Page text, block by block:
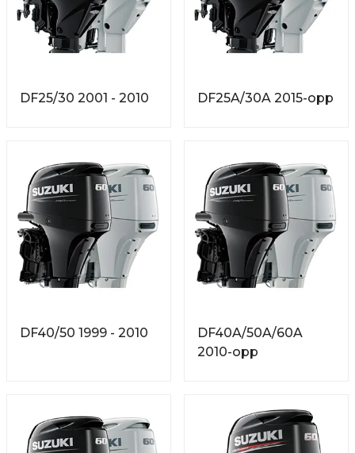
DF25/30 2001 - 2010 DF25A/30A 2015-opp
DF40/50 1999 - 2010
DF40A/50A/60A
2010-opp